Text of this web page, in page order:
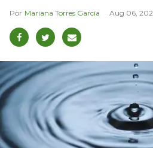
Mariana Torres García Aug 06,